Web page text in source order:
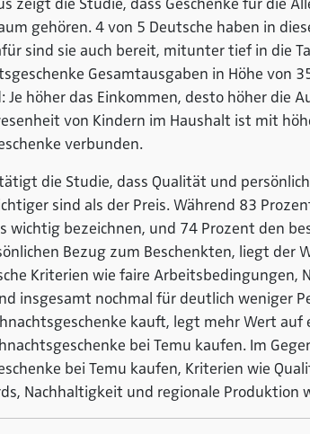
gehören. 4 von 5 Deutsche haben in
sind sie auch bereit, mitunter tief in die
Gesamtausgaben in Höhe von
Je höher das Einkommen, desto höher die
von Kindern im Haushalt ist mit
verbunden.
die Studie, dass Qualität und
sind als der Preis. Während 83
wichtig bezeichnen, und 74 Prozent den
Bezug zum Beschenkten, liegt der
Kriterien wie faire Arbeitsbedingungen,
insgesamt nochmal für deutlich weniger
kauft, legt mehr Wert auf
bei Temu kaufen. Im
bei Temu kaufen, Kriterien wie
Nachhaltigkeit und regionale Produktion